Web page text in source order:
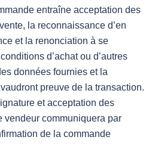
entraîne acceptation des
la reconnaissance d’en
et la renonciation à se
d’achat ou d’autres
données fournies et la
preuve de la transaction.
et acceptation des
vendeur communiquera par
de la commande